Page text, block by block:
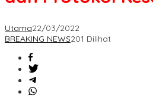
Utama22/03/2022
BREAKING NEWS201 Dilihat